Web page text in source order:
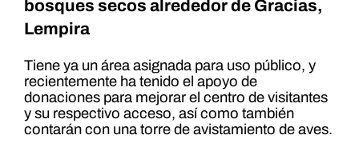
bosques secos alrededor de Gracias,
Lempira
Tiene ya un área asignada para uso público, y
recientemente ha tenido el apoyo de
donaciones para mejorar el centro de visitantes
y su respectivo acceso, así como también
contarán con una torre de avistamiento de aves.